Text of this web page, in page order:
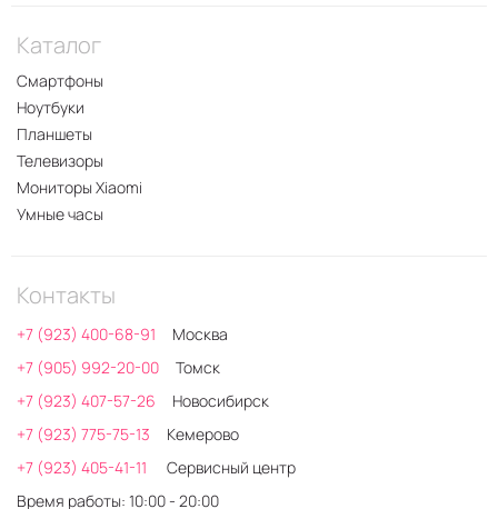
Каталог
Смартфоны
Ноутбуки
Планшеты
Телевизоры
Мониторы Xiaomi
Умные часы
Контакты
+7 (923) 400-68-91
Москва
+7 (905) 992-20-00
Томск
+7 (923) 407-57-26
Новосибирск
+7 (923) 775-75-13
Кемерово
+7 (923) 405-41-11
Сервисный центр
Время работы: 10:00 - 20:00